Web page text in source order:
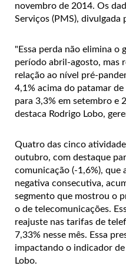
novembro de 2014. Os
Serviços (PMS), divulgada
"Essa perda não elimina o
período abril-agosto, mas
relação ao nível pré-
4,1% acima do patamar
para 3,3% em setembro e
destaca Rodrigo Lobo,
Quatro das cinco
outubro, com destaque
comunicação (-1,6%), que
negativa consecutiva,
segmento que mostrou o
o de telecomunicações.
reajuste nas tarifas de
7,33% nesse mês. Essa
impactando o indicador
Lobo.